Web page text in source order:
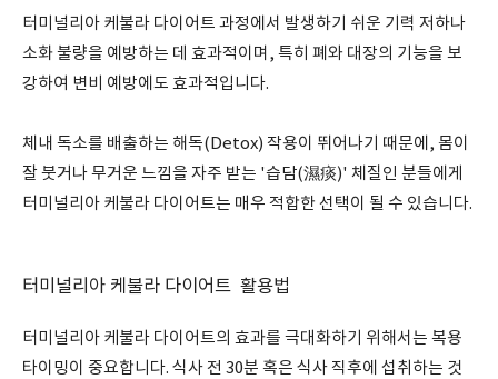
터미널리아 케불라 다이어트 과정에서 발생하기 쉬운 기력 저하나
소화 불량을 예방하는 데 효과적이며, 특히 폐와 대장의 기능을 보
강하여 변비 예방에도 효과적입니다.
체내 독소를 배출하는 해독(Detox) 작용이 뛰어나기 때문에, 몸이
잘 붓거나 무거운 느낌을 자주 받는 '습담(濕痰)' 체질인 분들에게
터미널리아 케불라 다이어트는 매우 적합한 선택이 될 수 있습니다.
터미널리아 케불라 다이어트 활용법
터미널리아 케불라 다이어트의 효과를 극대화하기 위해서는 복용
타이밍이 중요합니다. 식사 전 30분 혹은 식사 직후에 섭취하는 것